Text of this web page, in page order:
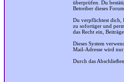
überprüfen. Du
Betreiber dieses
Du verpflichtest dich,
zu sofortiger und
das Recht ein,
Dieses System
Mail-Adresse wird nur
Durch das